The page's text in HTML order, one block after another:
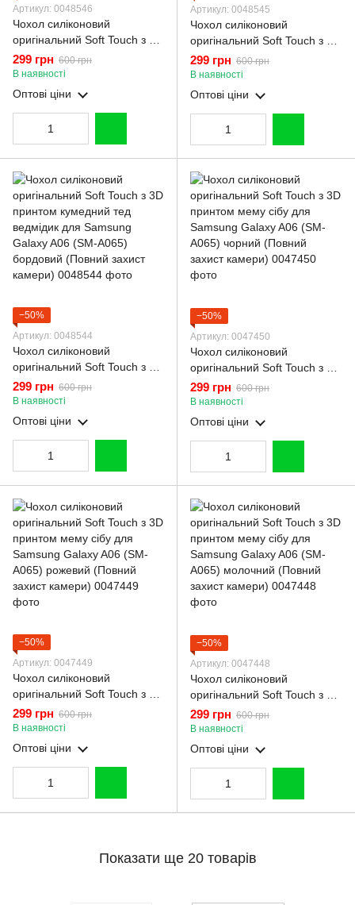
Артикул: 0048546
Чохол силіконовий
оригінальний Soft Touch з 3D
принтом кумедний тед
ведмідик для Samsung
Galaxy A06 (SM-A065)
малиновий (Повний захист
299 грн 600 грн
В наявності
Оптові ціни
Артикул: 0048545
Чохол силіконовий
оригінальний Soft Touch з 3D
принтом кумедний тед
ведмідик для Samsung
Galaxy A06 (SM-A065)
коричневий (Повний захист
299 грн 600 грн
В наявності
Оптові ціни
−50%
Артикул: 0048544
Чохол силіконовий
оригінальний Soft Touch з 3D
принтом кумедний тед
ведмідик для Samsung
Galaxy A06 (SM-A065)
бордовий (Повний захист
299 грн 600 грн
В наявності
Оптові ціни
−50%
Артикул: 0047450
Чохол силіконовий
оригінальний Soft Touch з 3D
принтом мему сібу для
Samsung Galaxy A06 (SM-
A065) чорний (Повний
захист камери)
299 грн 600 грн
В наявності
Оптові ціни
−50%
Артикул: 0047449
Чохол силіконовий
оригінальний Soft Touch з 3D
принтом мему сібу для
Samsung Galaxy A06 (SM-
A065) рожевий (Повний
захист камери)
299 грн 600 грн
В наявності
Оптові ціни
−50%
Артикул: 0047448
Чохол силіконовий
оригінальний Soft Touch з 3D
принтом мему сібу для
Samsung Galaxy A06 (SM-
A065) молочний (Повний
захист камери)
299 грн 600 грн
В наявності
Оптові ціни
Показати ще 20 товарів